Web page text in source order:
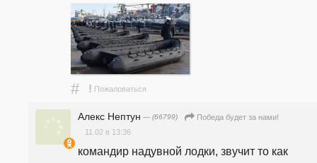
# ! Пожаловаться
Алекс Нептун — (66799)
Победа будет за нами!
11.02 в 13:36
командир надувной лодки, звучит то как